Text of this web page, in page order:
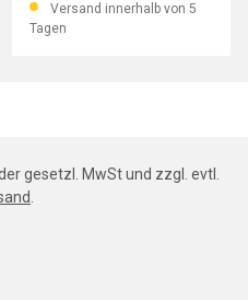
Versand innerhalb von 5
Tagen
gesetzl. MwSt und zzgl. evtl.